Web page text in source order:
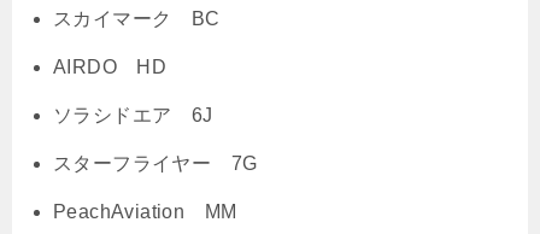
スカイマーク BC
AIRDO HD
ソラシドエア 6J
スターフライヤー 7G
PeachAviation MM